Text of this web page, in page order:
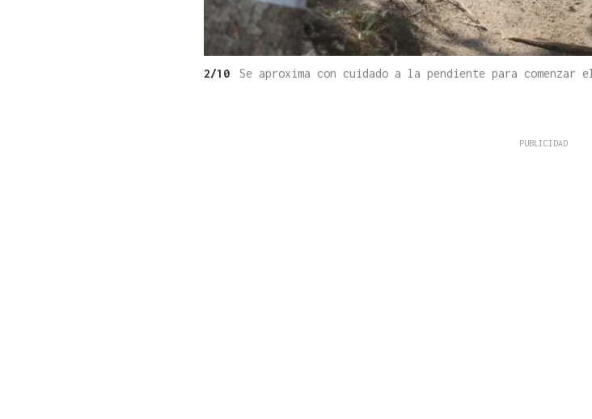
2/10 Se aproxima con cuidado a la pendiente para